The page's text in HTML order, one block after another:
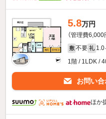
5.8万円
（管理費6,000
敷 不要 礼 1.0
1階 / 1LDK /
お問い
ほか